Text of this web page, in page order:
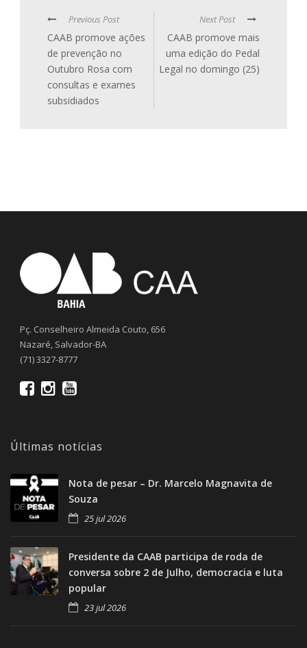
Previous Post
CAAB promove ações
de prevenção no
Outubro Rosa com
consultas e exames
subsidiados
Next Post
CAAB promove mais
uma edição do Pedal
Legal no domingo (25)
Pç. Conselheiro Almeida Couto, 656
Nazaré, Salvador-BA
(71) 3327-8777
Últimas notícias
Nota de pesar – Dr. Marcelo Magnavita de
Souza
25 jul 2026
Presidente da CAAB participa de roda de
conversa sobre 2 de Julho, democracia e luta
popular
23 jul 2026